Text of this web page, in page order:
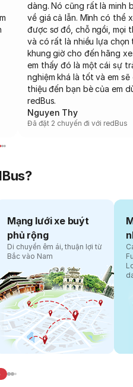
dàng. Nó cũng rất là minh
về giá cả lẫn. Mình có thể
được sơ đồ, chỗ ngồi, mọi
và có rất là nhiều lựa chọn
khung giờ cho đến hãng
em thấy đó là một cái sự
nghiệm khá là tốt và em sẽ
thiệu đến bạn bè của em
redBus.
Nguyen Thy
Đã đặt 2 chuyến đi với redBus
Mạng lưới xe buýt
phủ rộng
Di chuyển êm ái, thuận lợi từ
Bắc vào Nam